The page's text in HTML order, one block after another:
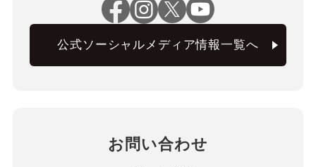
公式ソーシャルメディア情報一覧へ
お問い合わせ